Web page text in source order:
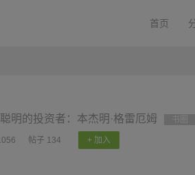
首页
明的投资者：本杰明·格雷厄姆
帖子 134 + 加入